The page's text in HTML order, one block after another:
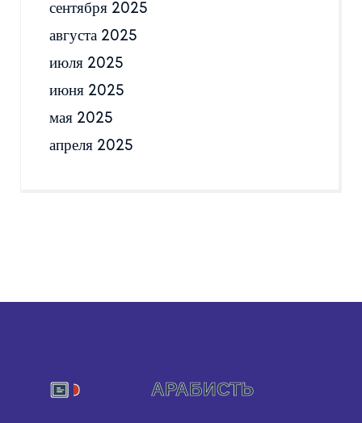
сентября 2025
августа 2025
июля 2025
июня 2025
мая 2025
апреля 2025